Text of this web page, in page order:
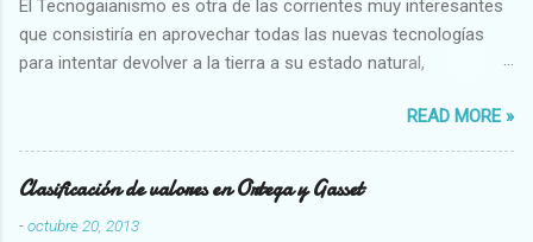
El Tecnogaianismo es otra de las corrientes muy interesantes
que consistiría en aprovechar todas las nuevas tecnologías
para intentar devolver a la tierra a su estado natural,
READ MORE »
Clasificación de valores en Ortega y Gasset
-octubre 20, 2013